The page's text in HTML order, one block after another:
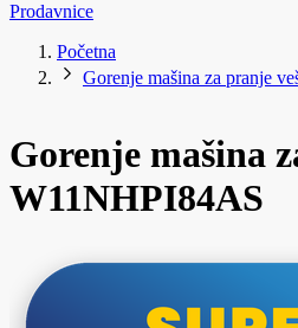
Prodavnice
Početna
Gorenje mašina za pranje
Gorenje mašina
W11NHPI84AS